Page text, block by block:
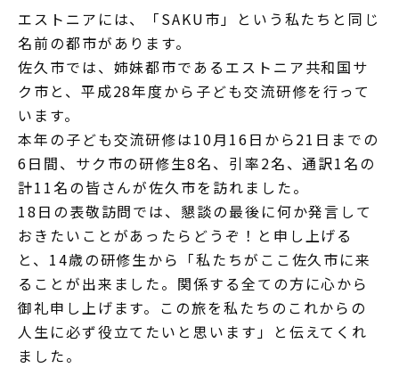
エストニアには、「SAKU市」という私たちと同じ
名前の都市があります。
佐久市では、姉妹都市であるエストニア共和国サ
ク市と、平成28年度から子ども交流研修を行って
います。
本年の子ども交流研修は10月16日から21日までの
6日間、サク市の研修生8名、引率2名、通訳1名の
計11名の皆さんが佐久市を訪れました。
18日の表敬訪問では、懇談の最後に何か発言して
おきたいことがあったらどうぞ！と申し上げる
と、14歳の研修生から「私たちがここ佐久市に来
ることが出来ました。関係する全ての方に心から
御礼申し上げます。この旅を私たちのこれからの
人生に必ず役立てたいと思います」と伝えてくれ
ました。